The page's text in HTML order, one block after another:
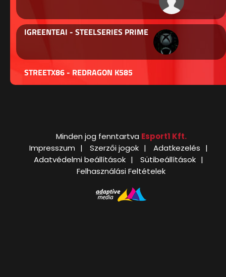
IGREENTEAI - STEELSERIES PRIME
STREETX86 - REDRAGON K585
Minden jog fenntartva Esport1 Kft.
Impresszum
Szerzői jogok
Adatkezelés
Adatvédelmi beállítások
Sütibeállítások
Felhasználási Feltételek